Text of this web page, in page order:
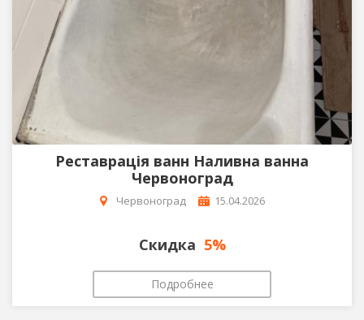
Реставрація ванн Наливна ванна
Червоноград
Червоноград 15.04.2026
Скидка 5%
Подробнее